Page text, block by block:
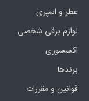
عطر و اسپری
لوازم برقی شخصی
اکسسوری
برندها
قوانین و مقررات